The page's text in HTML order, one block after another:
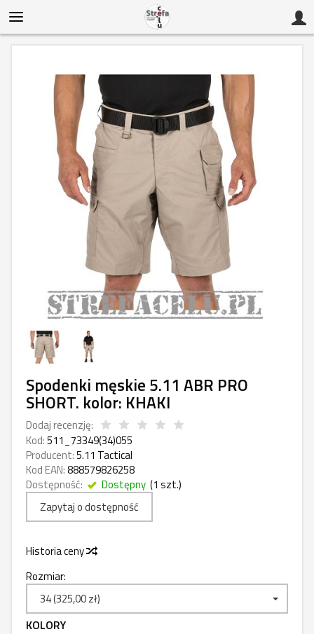
Spodenki męskie 5.11 ABR PRO
SHORT. kolor: KHAKI
Dodaj recenzję:
Kod:511_73349(34)055
Producent:5.11 Tactical
Kod EAN:888579826258
Dostępność:
Dostępny (1 szt.)
Zapytaj o dostępność
Historia ceny
Rozmiar:
34 (325,00 zł)
KOLORY